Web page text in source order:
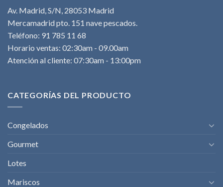
Av. Madrid, S/N, 28053 Madrid
Mercamadrid pto. 151 nave pescados.
Teléfono: 91 785 11 68
Horario ventas: 02:30am - 09.00am
Atención al cliente: 07:30am - 13:00pm
CATEGORÍAS DEL PRODUCTO
Congelados
Gourmet
Lotes
Mariscos